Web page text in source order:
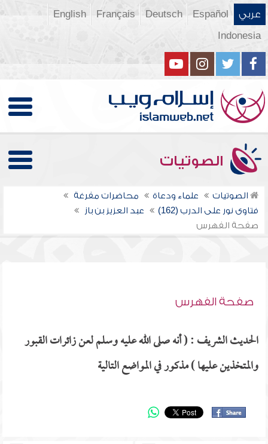
عربي Español
Deutsch
Français
English
Indonesia
الصوتيات
الصوتيات علماء ودعاة
محاضرات مفرغة
فتاوى نور على الدرب (162)
عبد العزيز بن باز
صفحة الفهرس
صفحة الفهرس
الحديث الشريف : ( أنه صلى الله عليه وسلم لعن زائرات القبور
والمتخذين عليها ) مذكور في المواضع التالية